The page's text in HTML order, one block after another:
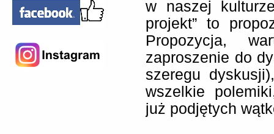
w naszej
projekt” to
Propozycja,
zaproszenie do
szeregu
wszelkie
już podjętych